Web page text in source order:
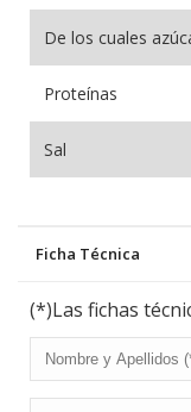
De los cuales
Proteínas
Sal
Ficha Técnica
(*)Las fichas